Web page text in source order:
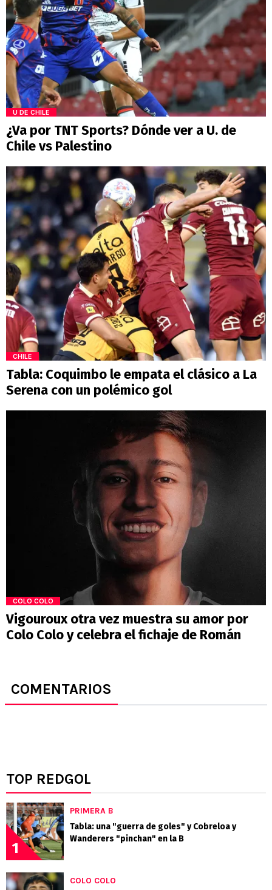
U DE CHILE
¿Va por TNT Sports? Dónde ver a U. de
Chile vs Palestino
CHILE
Tabla: Coquimbo le empata el clásico a La
Serena con un polémico gol
COLO COLO
Vigouroux otra vez muestra su amor por
Colo Colo y celebra el fichaje de Román
COMENTARIOS
TOP REDGOL
1
PRIMERA B
Tabla: una "guerra de goles" y Cobreloa y
Wanderers "pinchan" en la B
COLO COLO